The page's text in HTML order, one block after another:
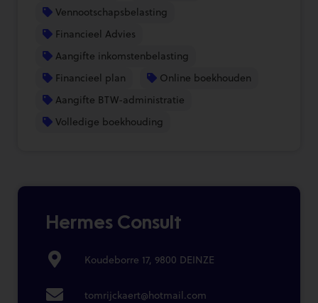
Vennootschapsbelasting
Financieel Advies
Aangifte inkomstenbelasting
Financieel plan
Online boekhouden
Aangifte BTW-administratie
Volledige boekhouding
Hermes Consult
Koudeborre 17, 9800 DEINZE
tomrijckaert@hotmail.com